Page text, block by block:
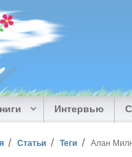
Интервью
Статьи Теги Алан